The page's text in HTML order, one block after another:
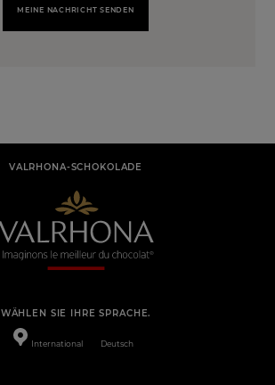
MEINE NACHRICHT SENDEN
VALRHONA-SCHOKOLADE
WÄHLEN SIE IHRE SPRACHE.
International Deutsch